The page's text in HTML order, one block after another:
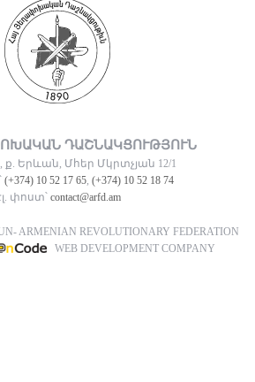
ԴԱՇՆԱԿՑՈՒԹՅՈՒՆ
ք. Երևան, Մհեր Մկրտչյան 12/1
(+374) 10 52 17 65, (+374) 10 52 18 74
փոստ՝ contact@arfd.am
ARMENIAN REVOLUTIONARY FEDERATION
WEB DEVELOPMENT COMPANY